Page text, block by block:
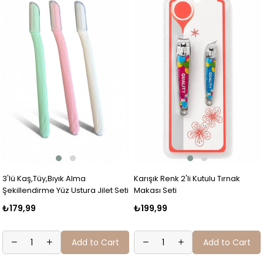
3'lü Kaş,Tüy,Bıyık Alma
Şekillendirme Yüz Ustura Jilet Seti
₺179,99
Add to Cart
Karışık Renk 2'li Kutulu Tırnak
Makası Seti
₺199,99
Add to Cart